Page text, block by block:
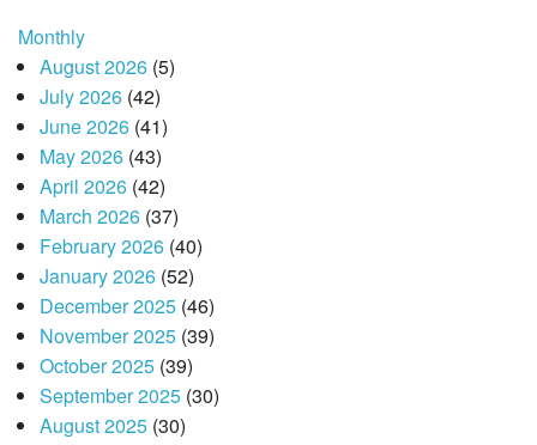
Monthly
August 2026(5)
July 2026(42)
June 2026(41)
May 2026(43)
April 2026(42)
March 2026(37)
February 2026(40)
January 2026(52)
December 2025(46)
November 2025(39)
October 2025(39)
September 2025(30)
August 2025(30)